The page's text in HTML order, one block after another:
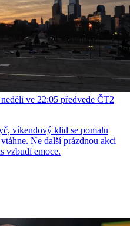
ve 22:05 předvede ČT2
víkendový klid se pomalu
Ne další prázdnou akci
vzbudí emoce.